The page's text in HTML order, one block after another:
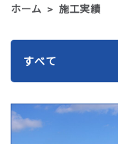
ホーム 施工実績
に承諾を得た範囲
目的の達成に必要
当社が取り扱う商
る場合 ・お客様